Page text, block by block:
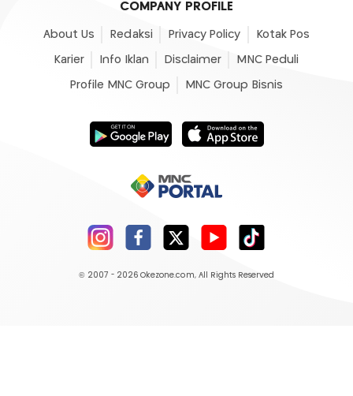
COMPANY PROFILE
About Us Redaksi Privacy Policy Kotak Pos
Karier Info Iklan Disclaimer MNC Peduli
Profile MNC Group MNC Group Bisnis
© 2007 - 2026 Okezone.com, All Rights Reserved